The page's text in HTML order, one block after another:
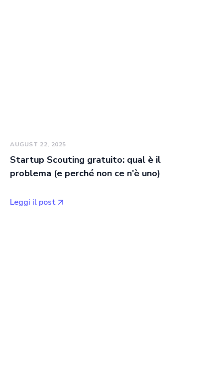
AUGUST 22, 2025
Startup Scouting gratuito: qual è il
problema (e perché non ce n'è uno)
Leggi il post